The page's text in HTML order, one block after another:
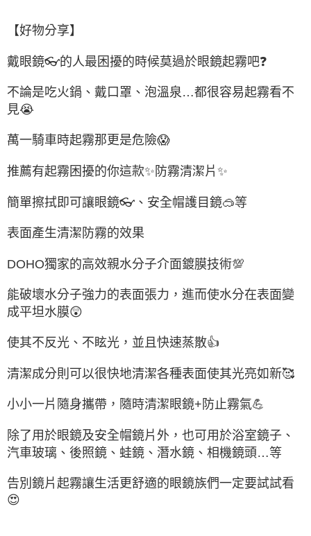
【好物分享】
戴眼鏡👓的人最困擾的時候莫過於眼鏡起霧吧❓
不論是吃火鍋、戴口罩、泡溫泉 …都很容易起霧看不
見😭
萬一騎車時起霧那更是危險😱
推薦有起霧困擾的你這款✨ 防霧清潔片 ✨
簡單擦拭即可讓眼鏡👓 、安全帽護目鏡🥽等
表面產生清潔防霧的效果
DOHO獨家的高效親水分子介面鍍膜技術💯
能破壞水分子強力的表面張力，進而使水分在表面變
成平坦水膜😲
使其不反光、不眩光，並且快速蒸散👍
清潔成分則可以很快地清潔各種表面使其光亮如新🥰
小小一片隨身攜帶，隨時清潔眼鏡+ 防止霧氣💪
除了用於眼鏡及安全帽鏡片外，也可用於浴室鏡子、
汽車玻璃、後照鏡、蛙鏡、潛水鏡、相機鏡頭…等
告別鏡片起霧讓生活更舒適的眼鏡族們一定要試試看
😍